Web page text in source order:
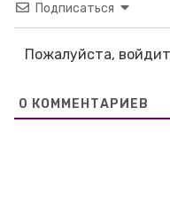
Подписаться
Пожалуйста,
0 КОММЕНТАРИЕВ